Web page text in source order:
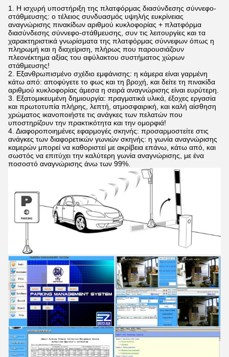
1. Η ισχυρή υποστήριξη της πλατφόρμας διασύνδεσης σύννεφο-
στάθμευσης: ο τέλειος συνδυασμός υψηλής ευκρίνειας
αναγνώρισης πινακίδων αριθμού κυκλοφορίας + πλατφόρμα
διασύνδεσης σύννεφο-στάθμευσης, συν τις λειτουργίες και τα
χαρακτηριστικά γνωρίσματα της πλατφόρμας σύννεφων όπως η
πληρωμή και η διαχείριση, πλήρως που παρουσιάζουν
πλεονέκτημα αξίας του αφύλακτου συστήματος χώρων
στάθμευσης!
2. Εξανθρωπισμένο σχέδιο εμφάνισης: η κάμερα είναι γαρμένη
κάτω από: αποφύγετε το φως και τη βροχή, και δείτε τη πινακίδα
αριθμού κυκλοφορίας άμεσα η σειρά αναγνώρισης είναι ευρύτερη.
3. Εξατομικευμένη δημιουργία: πραγματικά υλικά, έξοχες εργασία
και πρωτοτυπία πλήρης, λεπτή, ατμοσφαιρική, και καλή αίσθηση
χρώματος ικανοποιήστε τις ανάγκες των πελατών που
υποστηρίζουν την πρακτικότητα και την ομορφιά!
4. Διαφοροποιημένες εφαρμογές σκηνής: προσαρμοστείτε στις
ανάγκες των διαφορετικών γωνιών σκηνής: η γωνία αναγνώρισης
καμερών μπορεί να καθοριστεί με ακρίβεια επάνω, κάτω από, και
σωστός να επιτύχει την καλύτερη γωνία αναγνώρισης, με ένα
ποσοστό αναγνώρισης άνω των 99%.